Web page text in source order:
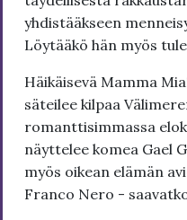
yhdistääkseen
Löytääkö hän myös
Häikäisevä Mamma
säteilee kilpaa
romanttisimmassa
näyttelee komea Gael
myös oikean elämän
Franco Nero -